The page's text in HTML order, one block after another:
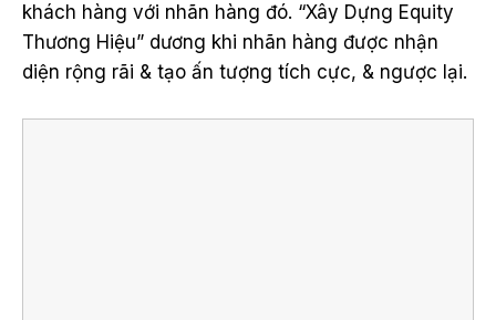
khách hàng với nhãn hàng đó. “Xây Dựng Equity
Thương Hiệu” dương khi nhãn hàng được nhận
diện rộng rãi & tạo ấn tượng tích cực, & ngược lại.